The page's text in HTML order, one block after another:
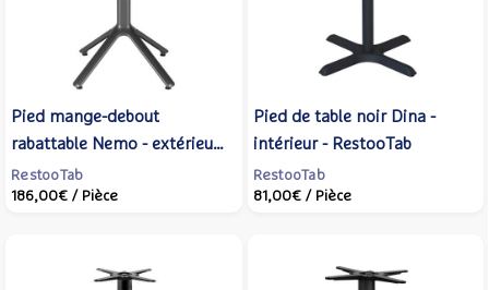
Pied mange-debout
rabattable Nemo - extérieur
terrasse - RestooTab
RestooTab
186,00€ / Pièce
Pied de table noir Dina -
intérieur - RestooTab
RestooTab
81,00€ / Pièce